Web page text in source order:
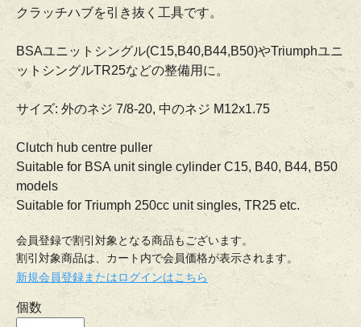
クラッチハブを引き抜く工具です。
BSAユニットシングル(C15,B40,B44,B50)やTriumphユニ
ットシングルTR25などの整備用に。
サイズ: 外のネジ 7/8-20, 中のネジ M12x1.75
Clutch hub centre puller
Suitable for BSA unit single cylinder C15, B40, B44, B50
models
Suitable for Triumph 250cc unit singles, TR25 etc.
会員登録で割引対象となる商品もございます。
割引対象商品は、カート内で会員価格が表示されます。
新規会員登録またはログインはこちら
個数